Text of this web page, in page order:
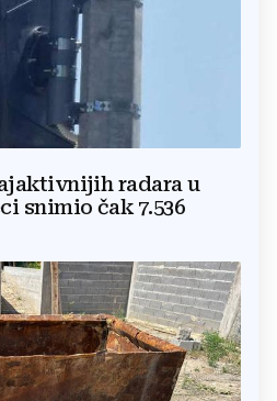
radara u
snimio čak 7.536